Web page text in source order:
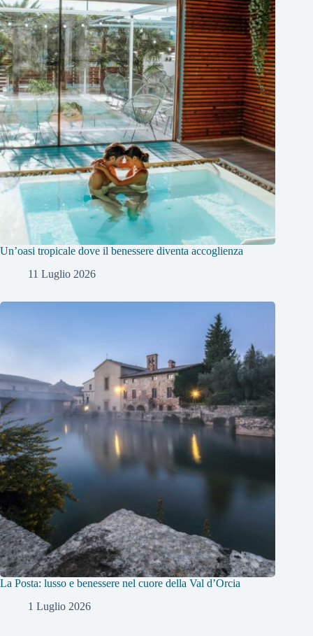
Un’oasi tropicale dove il benessere diventa accoglienza
11 Luglio 2026
La Posta: lusso e benessere nel cuore della Val d’Orcia
1 Luglio 2026